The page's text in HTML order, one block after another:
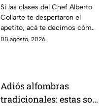
ostión está fresco y es
seguro consumirlo?
Si las clases del Chef Alberto
Collarte te despertaron el
apetito, acá te decimos cómo
elegir los ostiones ideales para
08 agosto, 2026
Adiós alfombras
tradicionales: estas son